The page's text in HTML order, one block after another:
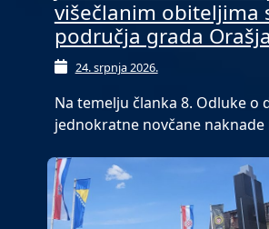
višečlanim obiteljima
područja grada Orašja
24. srpnja 2026.
Na temelju članka 8. Odluke o
jednokratne novčane